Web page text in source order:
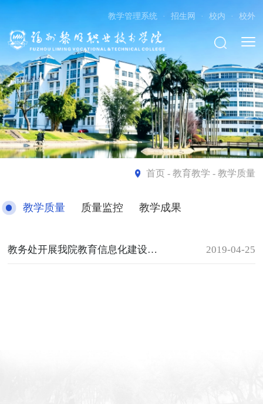
教学管理系统 · 招生网 · 校内 · 校外
首页- 教育教学 - 教学质量
教学质量 质量监控 教学成果
教务处开展我院教育信息化建设交流会 2019-04-25